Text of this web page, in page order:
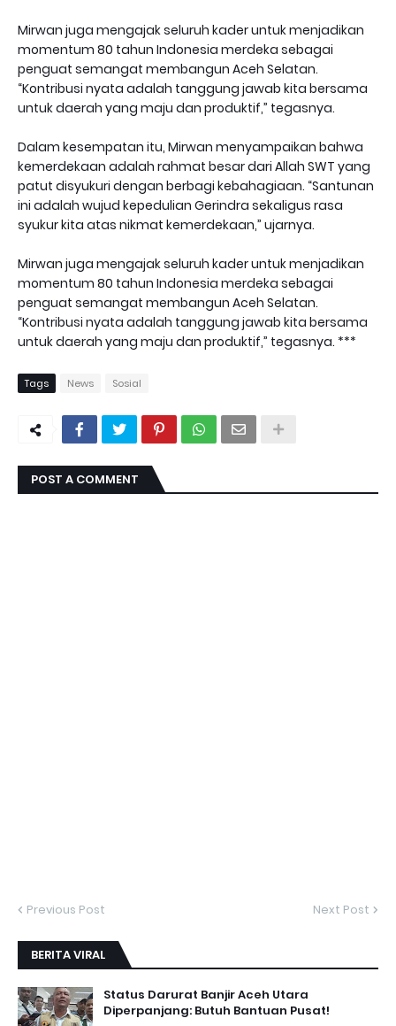
Mirwan juga mengajak seluruh kader untuk menjadikan
momentum 80 tahun Indonesia merdeka sebagai
penguat semangat membangun Aceh Selatan.
“Kontribusi nyata adalah tanggung jawab kita bersama
untuk daerah yang maju dan produktif,” tegasnya.
Dalam kesempatan itu, Mirwan menyampaikan bahwa
kemerdekaan adalah rahmat besar dari Allah SWT yang
patut disyukuri dengan berbagi kebahagiaan. “Santunan
ini adalah wujud kepedulian Gerindra sekaligus rasa
syukur kita atas nikmat kemerdekaan,” ujarnya.
Mirwan juga mengajak seluruh kader untuk menjadikan
momentum 80 tahun Indonesia merdeka sebagai
penguat semangat membangun Aceh Selatan.
“Kontribusi nyata adalah tanggung jawab kita bersama
untuk daerah yang maju dan produktif,” tegasnya. ***
Tags News Sosial
POST A COMMENT
Previous Post Next Post
BERITA VIRAL
Status Darurat Banjir Aceh Utara
Diperpanjang: Butuh Bantuan Pusat!